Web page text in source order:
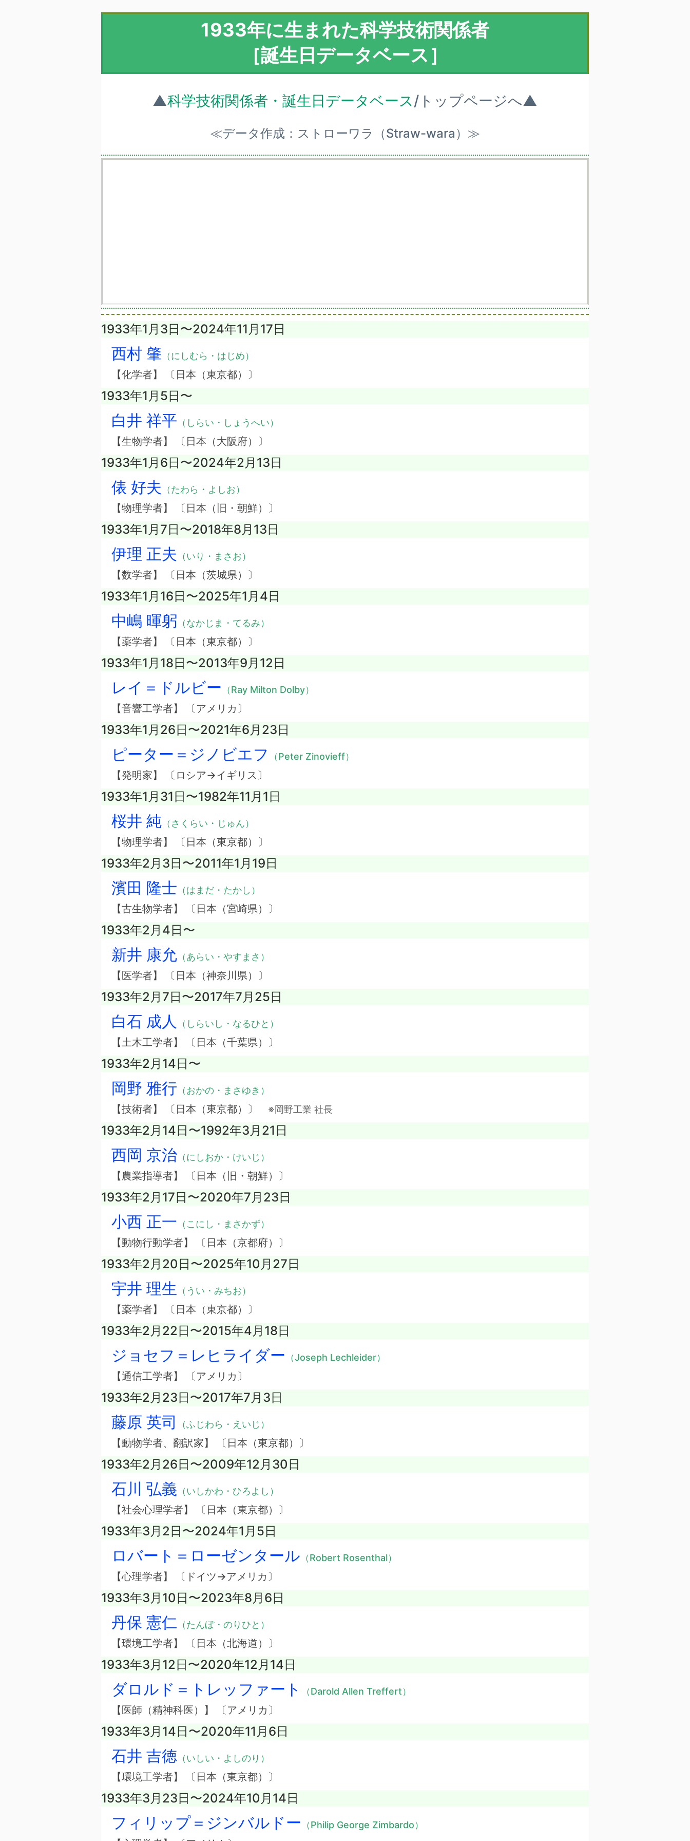
1933年に生まれた科学技術関係者
［誕生日データベース］
▲科学技術関係者・誕生日データベース/トップページへ▲
≪データ作成：ストローワラ（Straw-wara）≫
1933年1月3日〜2024年11月17日
西村 肇 （にしむら・はじめ）
【化学者】 〔日本（東京都）〕
1933年1月5日〜
白井 祥平 （しらい・しょうへい）
【生物学者】 〔日本（大阪府）〕
1933年1月6日〜2024年2月13日
俵 好夫 （たわら・よしお）
【物理学者】 〔日本（旧・朝鮮）〕
1933年1月7日〜2018年8月13日
伊理 正夫 （いり・まさお）
【数学者】 〔日本（茨城県）〕
1933年1月16日〜2025年1月4日
中嶋 暉躬 （なかじま・てるみ）
【薬学者】 〔日本（東京都）〕
1933年1月18日〜2013年9月12日
レイ＝ドルビー （Ray Milton Dolby）
【音響工学者】 〔アメリカ〕
1933年1月26日〜2021年6月23日
ピーター＝ジノビエフ （Peter Zinovieff）
【発明家】 〔ロシア→イギリス〕
1933年1月31日〜1982年11月1日
桜井 純 （さくらい・じゅん）
【物理学者】 〔日本（東京都）〕
1933年2月3日〜2011年1月19日
濱田 隆士 （はまだ・たかし）
【古生物学者】 〔日本（宮崎県）〕
1933年2月4日〜
新井 康允 （あらい・やすまさ）
【医学者】 〔日本（神奈川県）〕
1933年2月7日〜2017年7月25日
白石 成人 （しらいし・なるひと）
【土木工学者】 〔日本（千葉県）〕
1933年2月14日〜
岡野 雅行 （おかの・まさゆき）
【技術者】 〔日本（東京都）〕 ※岡野工業 社長
1933年2月14日〜1992年3月21日
西岡 京治 （にしおか・けいじ）
【農業指導者】 〔日本（旧・朝鮮）〕
1933年2月17日〜2020年7月23日
小西 正一 （こにし・まさかず）
【動物行動学者】 〔日本（京都府）〕
1933年2月20日〜2025年10月27日
宇井 理生 （うい・みちお）
【薬学者】 〔日本（東京都）〕
1933年2月22日〜2015年4月18日
ジョセフ＝レヒライダー （Joseph Lechleider）
【通信工学者】 〔アメリカ〕
1933年2月23日〜2017年7月3日
藤原 英司 （ふじわら・えいじ）
【動物学者、翻訳家】 〔日本（東京都）〕
1933年2月26日〜2009年12月30日
石川 弘義 （いしかわ・ひろよし）
【社会心理学者】 〔日本（東京都）〕
1933年3月2日〜2024年1月5日
ロバート＝ローゼンタール （Robert Rosenthal）
【心理学者】 〔ドイツ→アメリカ〕
1933年3月10日〜2023年8月6日
丹保 憲仁 （たんぼ・のりひと）
【環境工学者】 〔日本（北海道）〕
1933年3月12日〜2020年12月14日
ダロルド＝トレッファート （Darold Allen Treffert）
【医師（精神科医）】 〔アメリカ〕
1933年3月14日〜2020年11月6日
石井 吉徳 （いしい・よしのり）
【環境工学者】 〔日本（東京都）〕
1933年3月23日〜2024年10月14日
フィリップ＝ジンバルドー （Philip George Zimbardo）